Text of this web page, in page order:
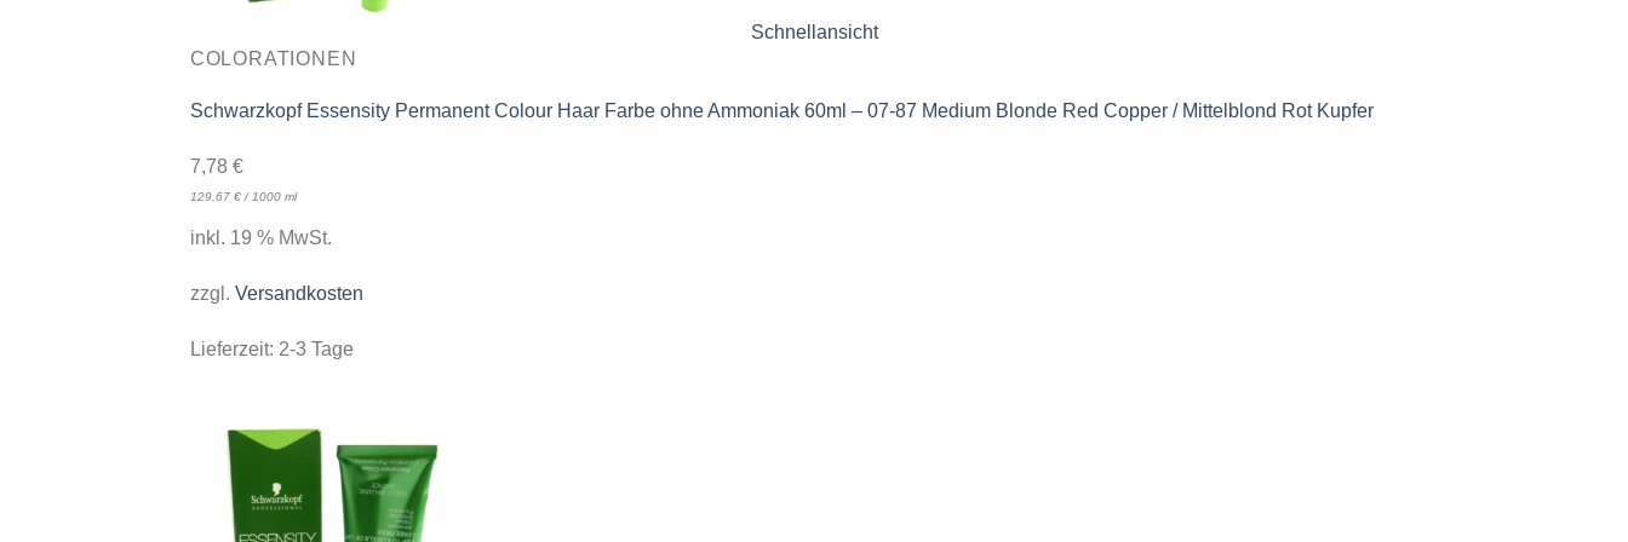
Schnellansicht
COLORATIONEN
Schwarzkopf Essensity Permanent Colour Haar Farbe ohne Ammoniak 60ml – 07-87 Medium Blonde Red Copper / Mittelblond Rot Kupfer
7,78 €
129,67 €/ 1000 ml
inkl. 19 % MwSt.
zzgl. Versandkosten
Lieferzeit: 2-3 Tage